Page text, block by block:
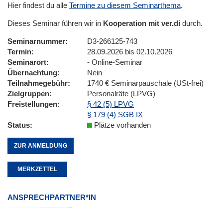
Hier findest du alle Termine zu diesem Seminarthema.
Dieses Seminar führen wir in Kooperation mit ver.di durch.
Seminarnummer
D3-266125-743
Termin
28.09.2026 bis 02.10.2026
Seminarort
- Online-Seminar
Übernachtung
Nein
Teilnahmegebühr
1740 € Seminarpauschale (USt-frei)
Zielgruppen
Personalräte (LPVG)
Freistellungen
§ 42 (5) LPVG
§ 179 (4) SGB IX
Status
Plätze vorhanden
ZUR ANMELDUNG
MERKZETTEL
ANSPRECHPARTNER*IN